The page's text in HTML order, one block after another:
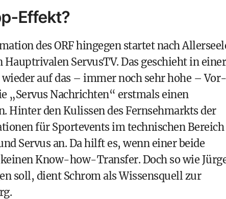
Effekt?
des ORF hingegen startet nach
ServusTV. Das geschieht in einer
auf das – immer noch sehr hohe –
„Servus Nachrichten“ erstmals einen
den Kulissen des Fernsehmarkts der
für Sportevents im technischen Bereich
Servus an. Da hilft es, wenn einer beide
Know-how-Transfer. Doch so wie
soll, dient Schrom als Wissensquell zur